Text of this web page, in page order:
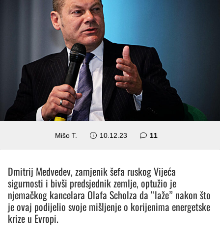
Mišo T. 10.12.23 11
Dmitrij Medvedev, zamjenik šefa ruskog Vijeća
sigurnosti i bivši predsjednik zemlje, optužio je
njemačkog kancelara Olafa Scholza da “laže” nakon što
je ovaj podijelio svoje mišljenje o korijenima energetske
krize u Evropi.